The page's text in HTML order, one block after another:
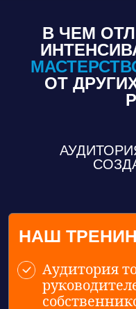
В ЧЕМ
ОТ